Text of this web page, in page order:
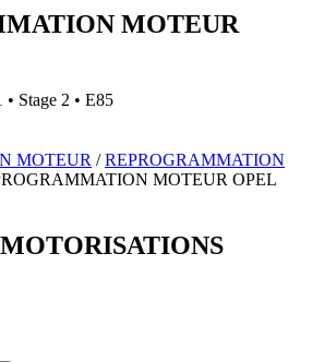
MOTEUR
• Stage 2 • E85
MOTEUR /REPROGRAMMATION
MOTEUR OPEL
MOTORISATIONS